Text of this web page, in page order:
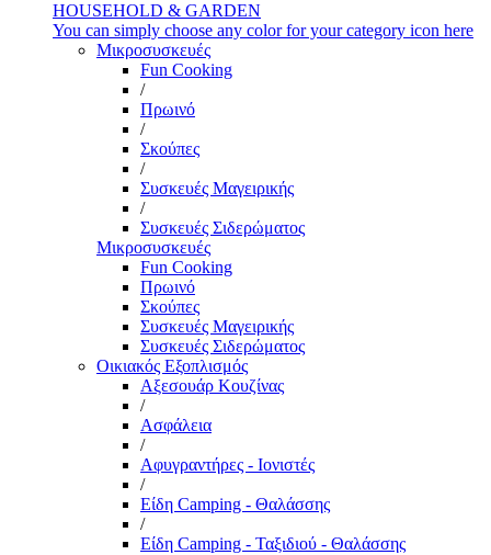
HOUSEHOLD & GARDEN
You can simply choose any color for your category icon here
Μικροσυσκευές
Fun Cooking
/
Πρωινό
/
Σκούπες
/
Συσκευές Μαγειρικής
/
Συσκευές Σιδερώματος
Μικροσυσκευές
Fun Cooking
Πρωινό
Σκούπες
Συσκευές Μαγειρικής
Συσκευές Σιδερώματος
Οικιακός Εξοπλισμός
Αξεσουάρ Κουζίνας
/
Ασφάλεια
/
Αφυγραντήρες - Ιονιστές
/
Είδη Camping - Θαλάσσης
/
Είδη Camping - Ταξιδιού - Θαλάσσης